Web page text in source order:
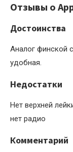
Отзывы о
Достоинства
Аналог финской
удобная.
Недостатки
Нет верхней
нет радио
Комментарий